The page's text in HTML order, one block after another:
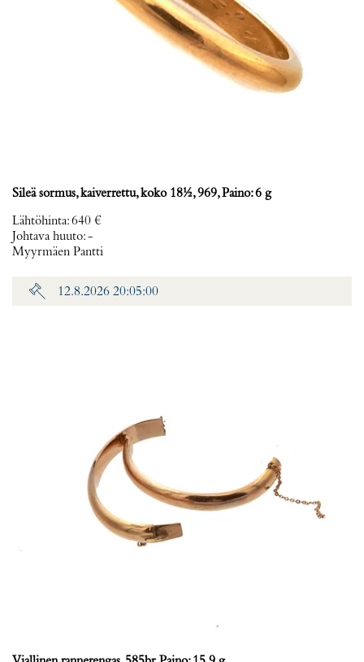
Sileä sormus, kaiverrettu, koko 18½, 969, Paino: 6 g
Lähtöhinta:640 €
Johtava huuto:-
Myyrmäen Pantti
12.8.2026 20:05:00